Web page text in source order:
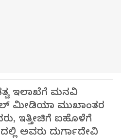
ಇಲಾಖೆಗೆ ಮನವಿ
ಮೀಡಿಯಾ ಮುಖಾಂತರ
ಇತ್ತೀಚಿಗೆ ಐಹೊಳೆಗೆ
ಅವರು ದುರ್ಗಾದೇವಿ